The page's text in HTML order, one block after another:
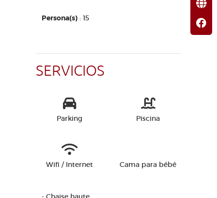
Persona(s) : 15
SERVICIOS
Parking Piscina
Wifi / Internet Cama para bébé